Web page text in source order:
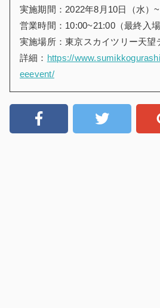
実施期間：2022年8月10日（水）
営業時間：10:00~21:00（最終入
実施場所：東京スカイツリー天望
詳細： https://
eeevent/